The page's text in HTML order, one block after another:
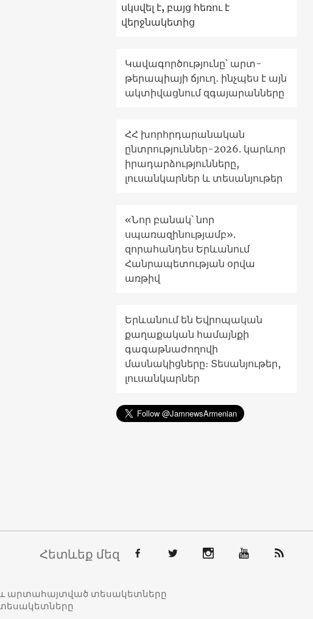
սկսվել է, բայց հեռու է
վերջնակետից
Կավագործությունը՝ արտ-
թերապիայի ճյուղ․ ինչպես է այն
ակտիվացնում զգայարանները
ՀՀ խորհրդարանական
ընտրություններ-2026. կարևոր
իրադարձությունները,
լուսանկարներ և տեսանյութեր
«Նոր բանակ՝ նոր
սպառազինությամբ».
զորահանդես Երևանում
Հանրապետության օրվա
առթիվ
Երևանում են Եվրոպական
քաղաքական համայնքի
գագաթնաժողովի
մասնակիցները։ Տեսանյութեր,
լուսանկարներ
Հետևեք մեզ
և արտահայտված տեսակետները